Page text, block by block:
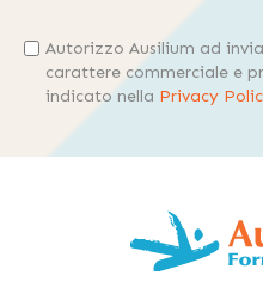
Autorizzo Ausilium ad
carattere commerciale e
indicato nella Privacy